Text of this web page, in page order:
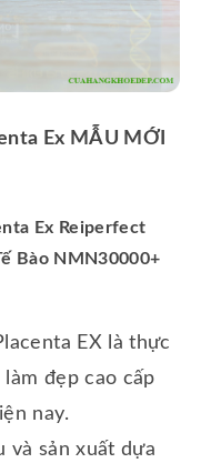
Ex MẪU MỚI
Ex Reiperfect
Bào NMN30000+
EX là thực
đẹp cao cấp
nay.
và sản xuất dựa